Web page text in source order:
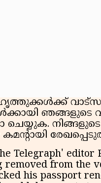
ഞങ്ങളുടെ
നിങ്ങളുടെ
Telegraph' editor
from the
his passport